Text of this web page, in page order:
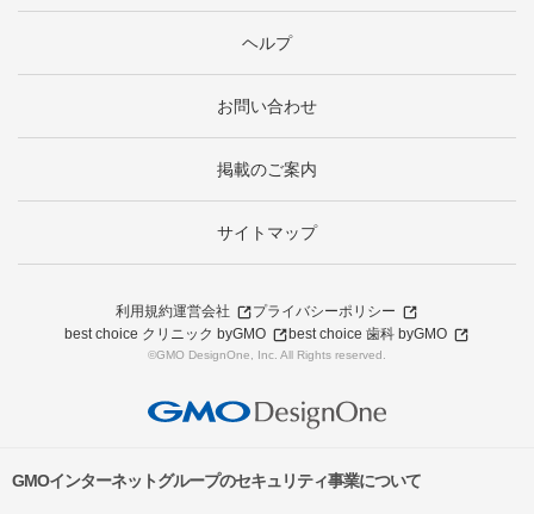
ヘルプ
お問い合わせ
掲載のご案内
サイトマップ
利用規約運営会社
プライバシーポリシー
best choice クリニック byGMO
best choice 歯科 byGMO
©GMO DesignOne, Inc. All Rights reserved.
GMOインターネットグループのセキュリティ事業について